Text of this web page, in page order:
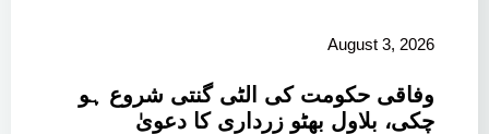
August 3, 2026
وفاقی حکومت کی الٹی گنتی شروع ہو
چکی، بلاول بھٹو زرداری کا دعویٰ